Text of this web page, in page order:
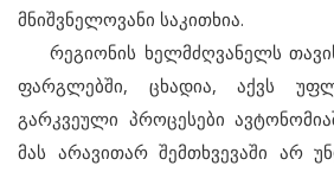
მნიშვნელოვანი საკითხია.
რეგიონის ხელმძღვანელს
ფარგლებში, ცხადია, აქვს
გარკვეული პროცესები
მას არავითარ შემთხვევაში არ